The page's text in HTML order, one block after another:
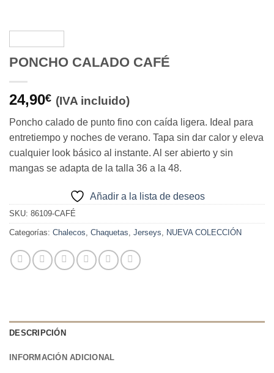
PONCHO CALADO CAFÉ
24,90€ (IVA incluido)
Poncho calado de punto fino con caída ligera. Ideal para
entretiempo y noches de verano. Tapa sin dar calor y eleva
cualquier look básico al instante. Al ser abierto y sin
mangas se adapta de la talla 36 a la 48.
Añadir a la lista de deseos
SKU: 86109-CAFÉ
Categorías: Chalecos, Chaquetas, Jerseys, NUEVA COLECCIÓN
DESCRIPCIÓN
INFORMACIÓN ADICIONAL